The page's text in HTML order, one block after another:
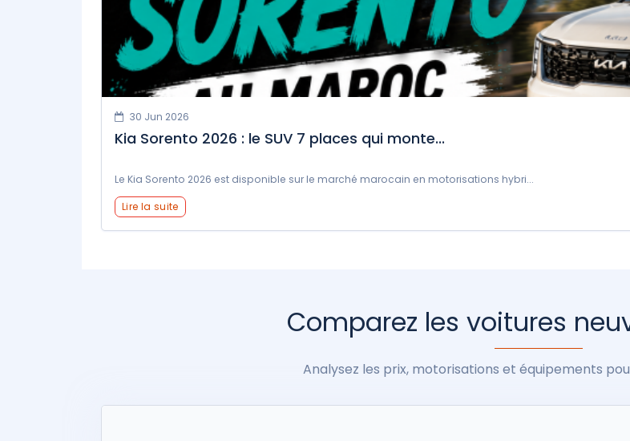
30 Jun 2026
Kia Sorento 2026 : le SUV 7 places qui monte...
Le Kia Sorento 2026 est disponible sur le marché marocain en motorisations hybri...
Lire la suite
Comparez les voitures
Analysez les prix, motorisations et équipements